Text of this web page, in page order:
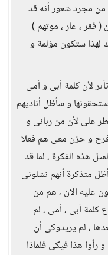
من مجرد شعور أنه قد
فقر ، عار ، موتهم )
ستكون مؤلمة و
لأن كلمة أبى و أمى
و سأظل أناديهم
على لأن من ربانى و
و حزن معى هم فعلا
هذه الفكرة ، لما قد
متذكرة أنهم نشلونى
عليه الان ، هم من
كلمة أبى ، أمى ، لم
، لم يريدوكى أن
و رأوا هذا فيكى فلماذا